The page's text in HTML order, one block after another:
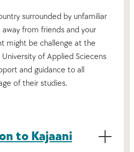
surrounded by unfamiliar
from friends and your
might be challenge at the
University of Applied Sciecens
and guidance to all
of their studies.
to Kajaani